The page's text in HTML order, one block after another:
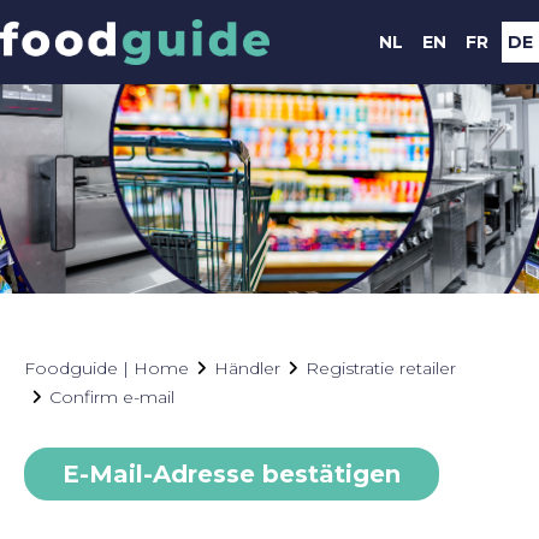
NL EN FR DE
Foodguide | Home Händler
Registratie retailer
Confirm e-mail
E-Mail-Adresse bestätigen